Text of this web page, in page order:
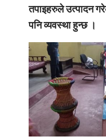
तपाइहरुले उत्पादन
पनि व्यवस्था हुन्छ ।